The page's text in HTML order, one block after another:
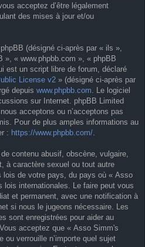
acceptez d’être légalement
des mises à jour et/ou
(désigné ci-après par « ils »,
», « www.phpbb.com », « phpBB
est un script libre de forum, déclaré
License v2 » (désigné ci-après par
depuis www.phpbb.com . Le logiciel
sur Internet. phpBB Limited
acceptons ou n’acceptons pas
Pour de plus amples informations au
: https://www.phpbb.com/
contenu abusif, obscène, vulgaire,
à caractère sexuel ou tout autre
lois de votre pays, du pays où « Asso
lois internationales. Le faire peut vous
et permanent, avec une notification à
si nous le jugeons nécessaire. Les
sont enregistrées pour aider au
acceptez que « Asso Simm's
ou verrouille n’importe quel sujet